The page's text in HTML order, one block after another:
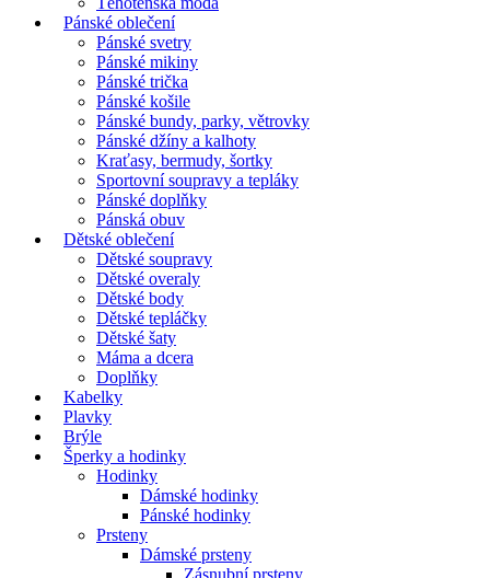
Pánské oblečení
Pánské svetry
Pánské mikiny
Pánské trička
Pánské košile
Pánské bundy, parky, větrovky
Pánské džíny a kalhoty
Kraťasy, bermudy, šortky
Sportovní soupravy a tepláky
Pánské doplňky
Pánská obuv
Dětské oblečení
Dětské soupravy
Dětské overaly
Dětské body
Dětské tepláčky
Dětské šaty
Máma a dcera
Doplňky
Kabelky
Plavky
Brýle
Šperky a hodinky
Hodinky
Dámské hodinky
Pánské hodinky
Prsteny
Dámské prsteny
Zásnubní prsteny